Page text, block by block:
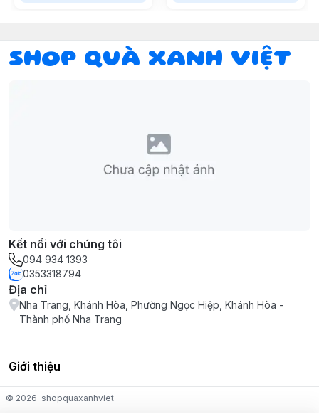
SHOP QUÀ XANH VIỆT
Kết nối với chúng tôi
094 934 1393
0353318794
Địa chỉ
Nha Trang, Khánh Hòa, Phường Ngọc Hiệp, Khánh Hòa -
Thành phố Nha Trang
Giới thiệu
© 2026 shopquaxanhviet